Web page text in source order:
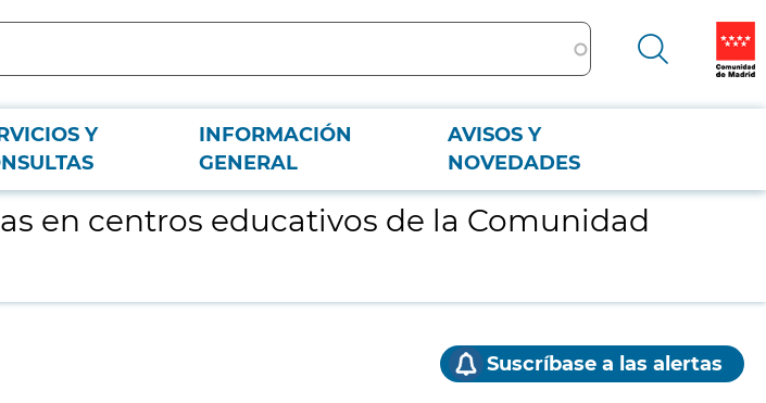
Y
INFORMACIÓN
GENERAL
AVISOS Y
NOVEDADES
en centros educativos de la Comunidad
Suscríbase a las alertas